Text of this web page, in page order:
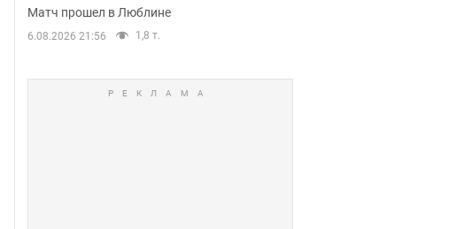
Матч прошел в Люблине
6.08.2026 21:56 1,8 т.